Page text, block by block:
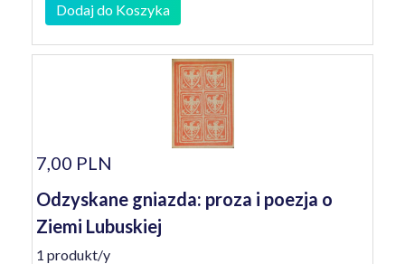
Dodaj do Koszyka
7,00 PLN
Odzyskane gniazda: proza i poezja o
Ziemi Lubuskiej
1 produkt/y